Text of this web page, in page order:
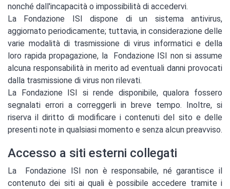
nonché dall'incapacità o impossibilità di accedervi.
La Fondazione ISI dispone di un sistema antivirus,
aggiornato periodicamente; tuttavia, in considerazione delle
varie modalità di trasmissione di virus informatici e della
loro rapida propagazione, la Fondazione ISI non si assume
alcuna responsabilità in merito ad eventuali danni provocati
dalla trasmissione di virus non rilevati.
La Fondazione ISI si rende disponibile, qualora fossero
segnalati errori a correggerli in breve tempo. Inoltre, si
riserva il diritto di modificare i contenuti del sito e delle
presenti note in qualsiasi momento e senza alcun preavviso.
Accesso a siti esterni collegati
La Fondazione ISI non è responsabile, né garantisce il
contenuto dei siti ai quali è possibile accedere tramite i